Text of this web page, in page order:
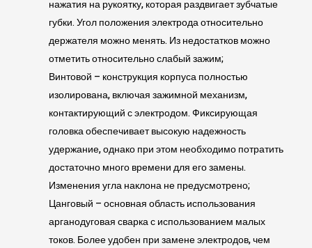
нажатия на рукоятку, которая раздвигает зубчатые
губки. Угол положения электрода относительно
держателя можно менять. Из недостатков можно
отметить относительно слабый зажим;
Винтовой – конструкция корпуса полностью
изолирована, включая зажимной механизм,
контактирующий с электродом. Фиксирующая
головка обеспечивает высокую надежность
удержание, однако при этом необходимо потратить
достаточно много времени для его замены.
Изменения угла наклона не предусмотрено;
Цанговый – основная область использования
арганодуговая сварка с использованием малых
токов. Более удобен при замене электродов, чем